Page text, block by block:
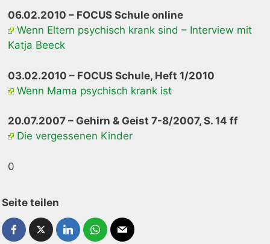
06.02.2010 – FOCUS Schule online
Wenn Eltern psychisch krank sind – Interview mit
Katja Beeck
03.02.2010 – FOCUS Schule, Heft 1/2010
Wenn Mama psychisch krank ist
20.07.2007 – Gehirn & Geist 7-8/2007, S. 14 ff
Die vergessenen Kinder
0
Seite teilen